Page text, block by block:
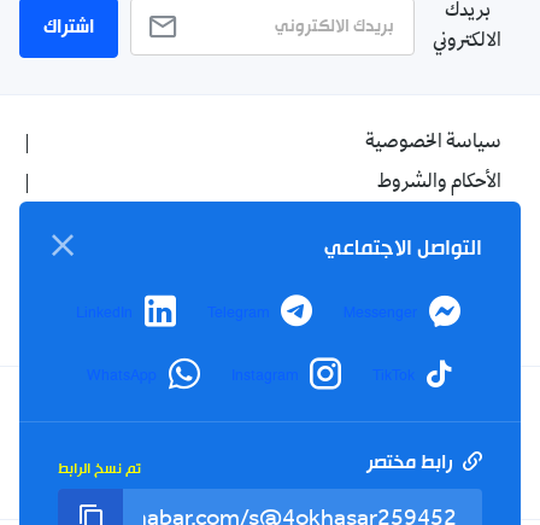
بريدك
الالكتروني
اشتراك
سياسة الخصوصية
الأحكام والشروط
اتصل بنا
من نحن
Facebook
YouTube
TikTok
Twitter
التواصل الاجتماعي
Messenger
Telegram
LinkedIn
TikTok
Instagram
WhatsApp
رابط مختصر تم نسخ الرابط